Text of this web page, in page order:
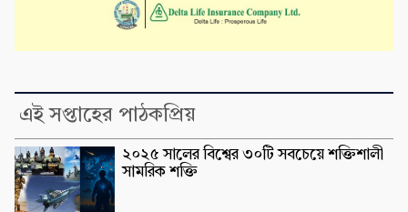
এই সপ্তাহের পাঠকপ্রিয়
২০২৫ সালের বিশ্বের ৩০টি সবচেয়ে শক্তিশালী
সামরিক শক্তি